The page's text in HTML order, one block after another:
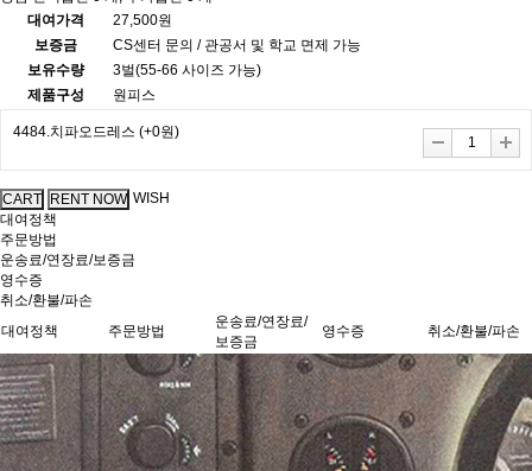
대여가격
27,500원
보증금
CS센터 문의 / 관공서 및 학교 면제 가능
보유수량
3벌(55-66 사이즈 가능)
제품구성
원피스
4484.치파오드레스 (+0원)
WISH
대여정책
주문방법
운송료/연장료/보증금
영수증
취소/환불/파손
대여정책
주문방법
운송료/연장료/
보증금
영수증 취소/환불/파손